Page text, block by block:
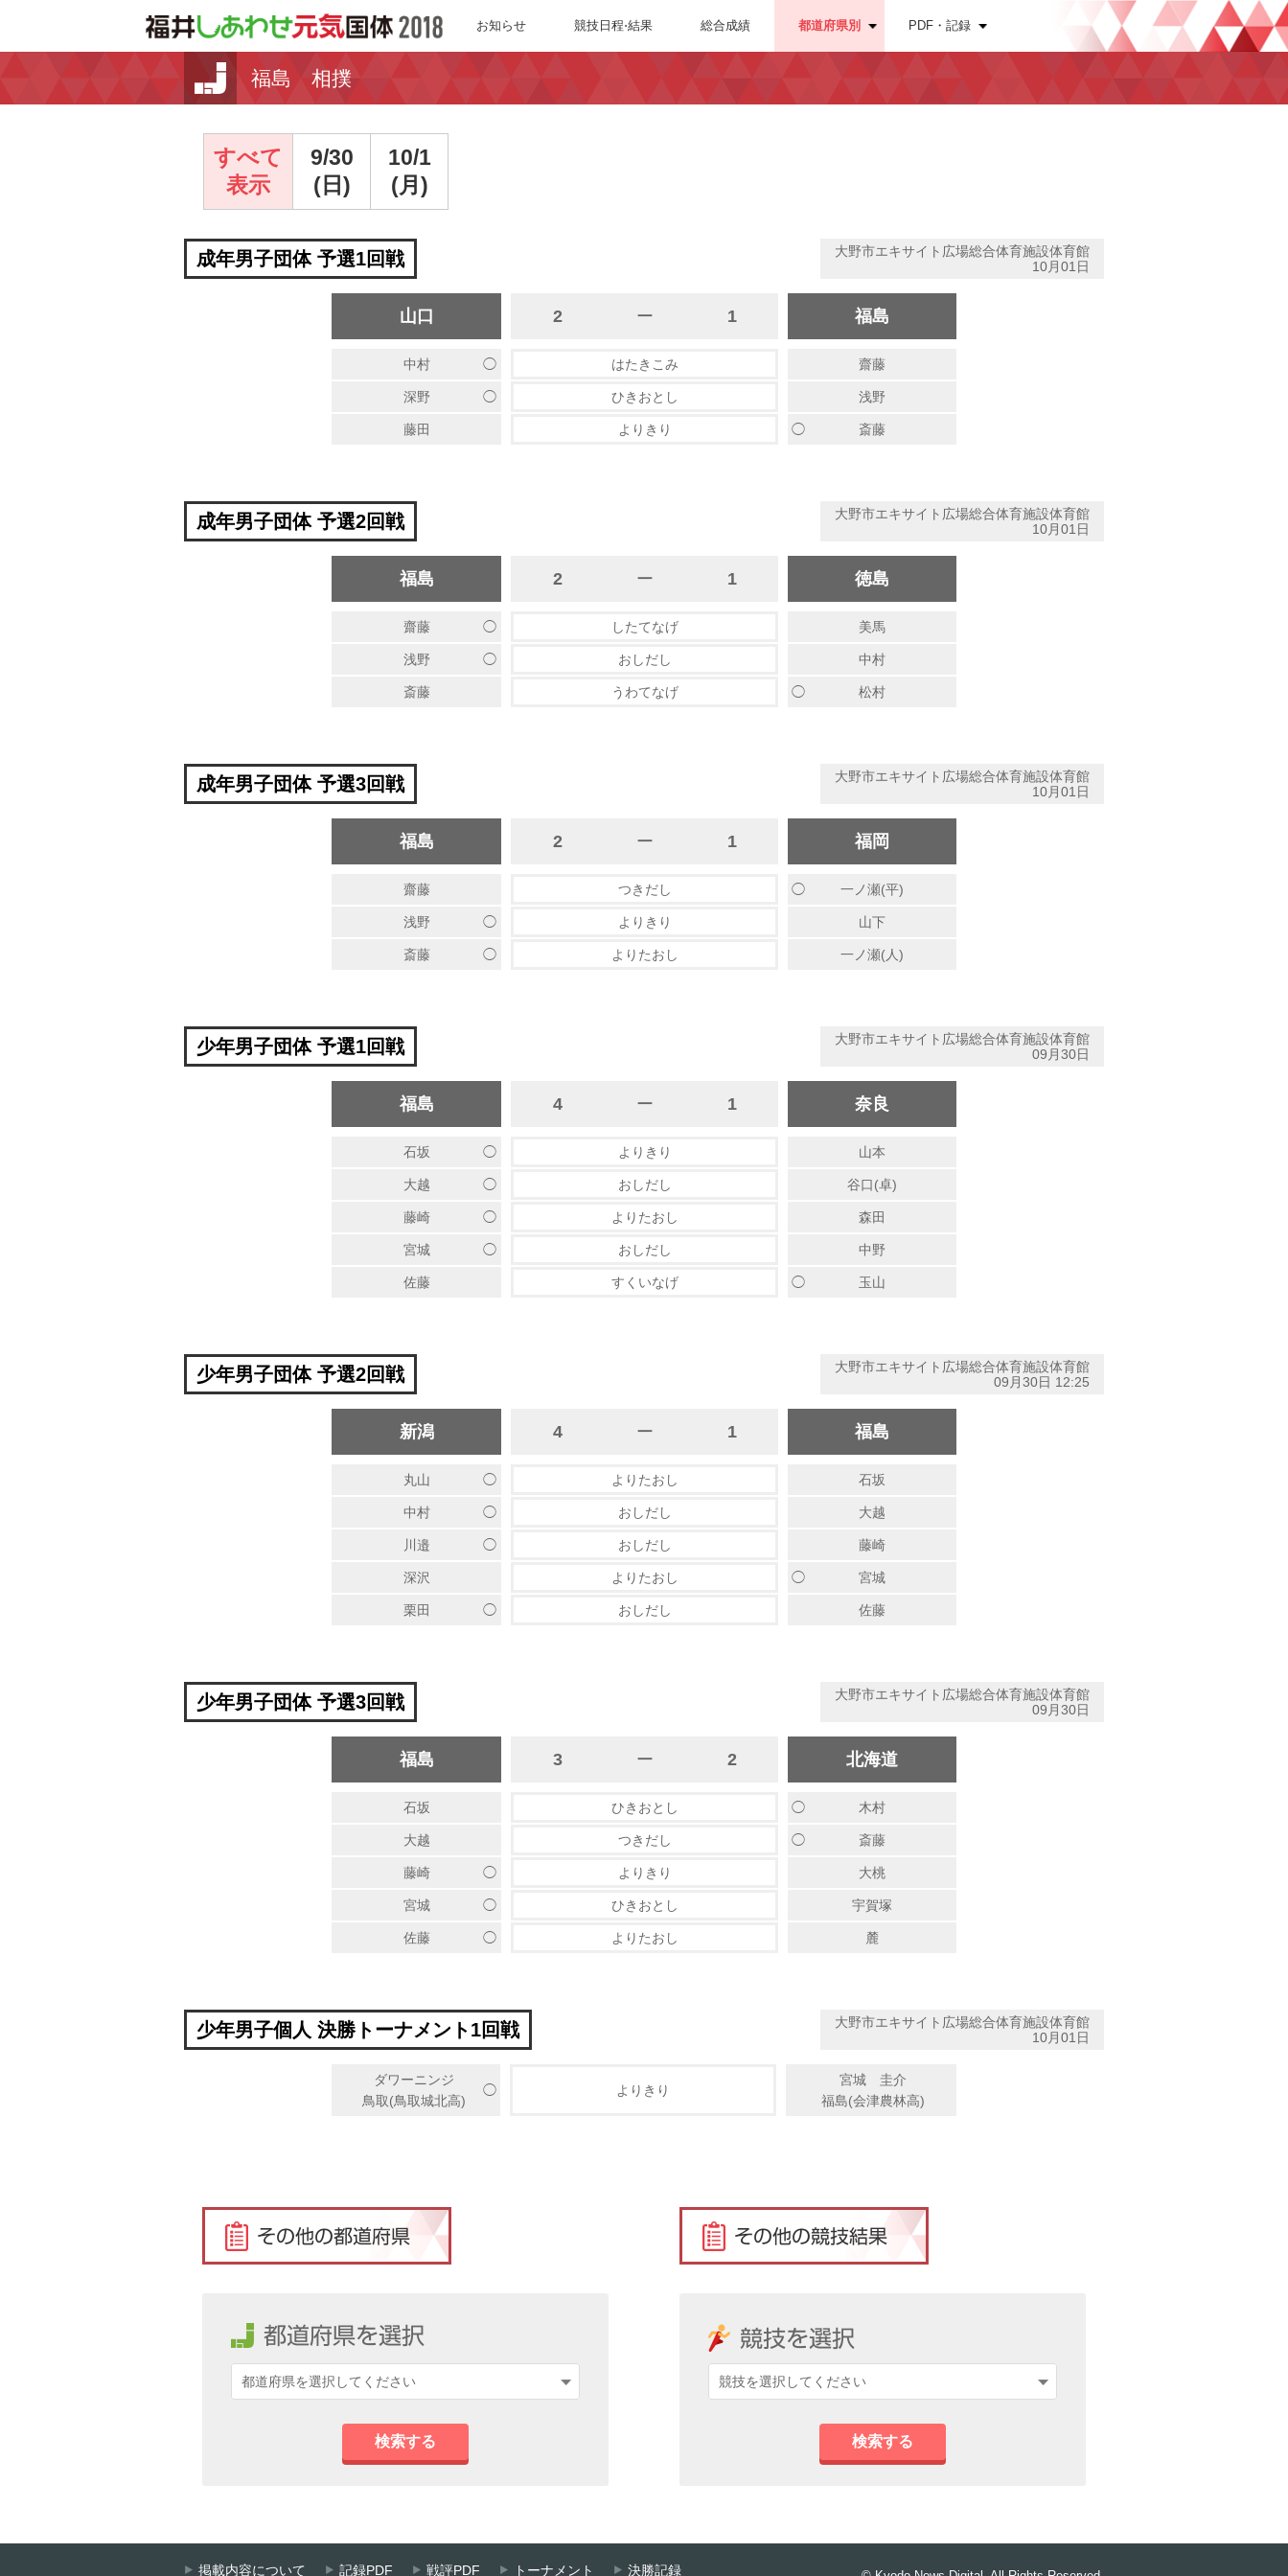
お知らせ 競技日程⋅結果 総合成績 都道府県別 PDF・記録
福島 相撲
すべて
表示
9/30
(日)
10/1
(月)
成年男子団体 予選1回戦
大野市エキサイト広場総合体育施設体育館
10月01日
山口 2 ー 1 福島
中村 ◯ はたきこみ 齋藤
深野 ◯ ひきおとし 浅野
藤田 よりきり 斎藤
◯
成年男子団体 予選2回戦
大野市エキサイト広場総合体育施設体育館
10月01日
福島 2 ー 1 徳島
齋藤 ◯ したてなげ 美馬
浅野 ◯ おしだし 中村
斎藤 うわてなげ 松村
◯
成年男子団体 予選3回戦
大野市エキサイト広場総合体育施設体育館
10月01日
福島 2 ー 1 福岡
齋藤 つきだし 一ノ瀬(平)
◯
浅野 ◯ よりきり 山下
斎藤 ◯ よりたおし 一ノ瀬(人)
少年男子団体 予選1回戦
大野市エキサイト広場総合体育施設体育館
09月30日
福島 4 ー 1 奈良
石坂 ◯ よりきり 山本
大越 ◯ おしだし 谷口(卓)
藤崎 ◯ よりたおし 森田
宮城 ◯ おしだし 中野
佐藤 すくいなげ 玉山
◯
少年男子団体 予選2回戦
大野市エキサイト広場総合体育施設体育館
09月30日 12:25
新潟 4 ー 1 福島
丸山 ◯ よりたおし 石坂
中村 ◯ おしだし 大越
川邉 ◯ おしだし 藤崎
深沢 よりたおし 宮城
◯
栗田 ◯ おしだし 佐藤
少年男子団体 予選3回戦
大野市エキサイト広場総合体育施設体育館
09月30日
福島 3 ー 2 北海道
石坂 ひきおとし 木村
◯
大越 つきだし 斎藤
◯
藤崎 ◯ よりきり 大桃
宮城 ◯ ひきおとし 宇賀塚
佐藤 ◯ よりたおし 麓
少年男子個人 決勝トーナメント1回戦
大野市エキサイト広場総合体育施設体育館
10月01日
ダワーニンジ
鳥取(鳥取城北高)
◯ よりきり
宮城 圭介
福島(会津農林高)
検索する 検索する
掲載内容について 記録PDF 戦評PDF トーナメント 決勝記録